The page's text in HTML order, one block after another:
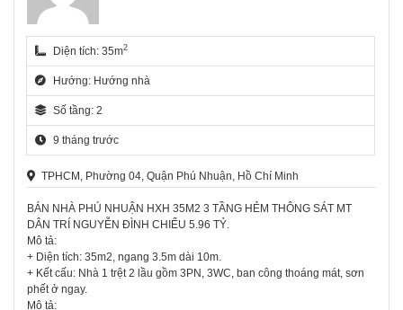
Diện tích: 35m2
Hướng: Hướng nhà
Số tầng: 2
9 tháng trước
TPHCM, Phường 04, Quận Phú Nhuận, Hồ Chí Minh
BÁN NHÀ PHÚ NHUẬN HXH 35M2 3 TẦNG HẺM THÔNG SÁT MT
DÂN TRÍ NGUYỄN ĐÌNH CHIỂU 5.96 TỶ.
Mô tả:
+ Diện tích: 35m2, ngang 3.5m dài 10m.
+ Kết cấu: Nhà 1 trệt 2 lầu gồm 3PN, 3WC, ban công thoáng mát, sơn
phết ở ngay.
Mô tả: